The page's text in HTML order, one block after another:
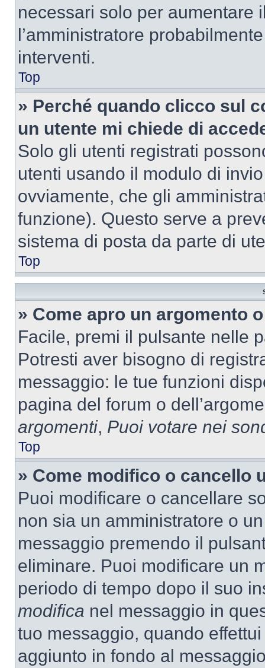
necessari solo per aumentare
l’amministratore
interventi.
Top
» Perché quando clicco sul
un utente mi chiede di
Solo gli utenti registrati
utenti usando il modulo di
ovviamente, che gli
funzione). Questo serve a
sistema di posta da parte di
Top
» Come apro un argomento
Facile, premi il pulsante nelle
Potresti aver bisogno di
messaggio: le tue funzioni
pagina del forum o
argomenti, Puoi votare nei
Top
» Come modifico o cancello
Puoi modificare o cancellare
non sia un amministratore o
messaggio premendo il
eliminare. Puoi modificare un
periodo di tempo dopo il suo
modifica nel messaggio in
tuo messaggio, quando
aggiunto in fondo al